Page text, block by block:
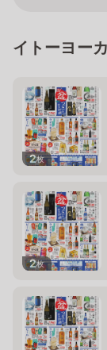
イトーヨー
2枚
2枚